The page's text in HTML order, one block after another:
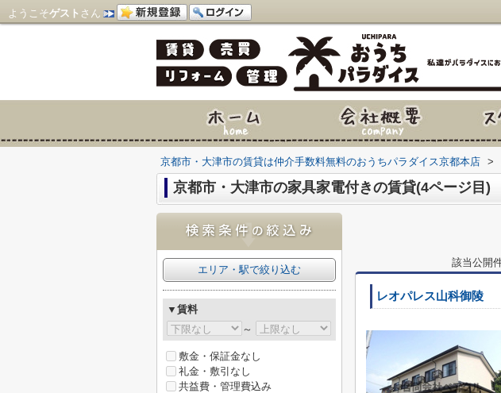
ようこそゲスト さん
京都市・大津市の賃貸は仲介手数料無料のおうちパラダイス京都本店 >
京都市・大津市の家具家電付きの賃貸(4ページ目)
該当公開
レオパレス山科御陵
エリア・駅で絞り込む
▼賃料
～
敷金・保証金なし
礼金・敷引なし
共益費・管理費込み